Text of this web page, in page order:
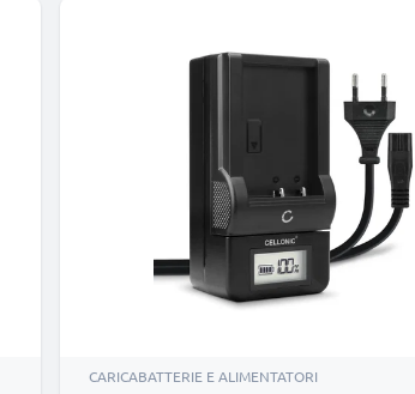
CARICABATTERIE E ALIMENTATORI